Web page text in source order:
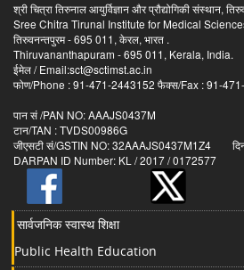
श्री चित्रा तिरुनाल आयुर्विज्ञान और प्रौद्योगिकी संस्थान,
Sree Chitra Tirunal Institute for Medical
तिरुवनन्तपुरम - 695 011, केरल, भारत .
Thiruvananthapuram - 695 011, Kerala, India.
ईमेल / Email:sct@sctimst.ac.in
फोण/Phone : 91-471-2443152 फैक्स/Fax : 91-
पान सं /PAN NO: AAAJS0437M
टान/TAN : TVDS00986G
जीएसटी सं/GSTIN NO: 32AAAJS0437M1Z4
DARPAN ID Number: KL / 2017 / 0172577
सार्वजनिक स्वास्थ शिक्षा
Public Health Education